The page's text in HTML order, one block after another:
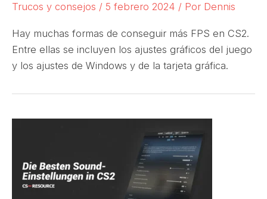
Trucos y consejos / 5 febrero 2024 / Por Dennis
Hay muchas formas de conseguir más FPS en CS2.
Entre ellas se incluyen los ajustes gráficos del juego
y los ajustes de Windows y de la tarjeta gráfica.